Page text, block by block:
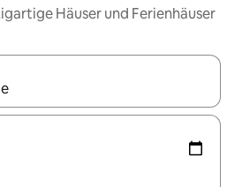
Häuser und Ferienhäuser
sind, navigiere mit den